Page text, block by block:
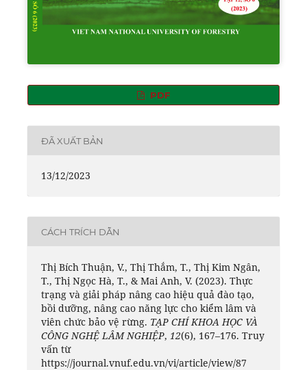
PDF
ĐÃ XUẤT BẢN
13/12/2023
CÁCH TRÍCH DẪN
Thị Bích Thuận, V., Thị Thắm, T., Thị Kim Ngân,
T., Thị Ngọc Hà, T., & Mai Anh, V. (2023). Thực
trạng và giải pháp nâng cao hiệu quả đào tạo,
bồi dưỡng, nâng cao năng lực cho kiểm lâm và
viên chức bảo vệ rừng. TẠP CHÍ KHOA HỌC VÀ
CÔNG NGHỆ LÂM NGHIỆP, 12(6), 167–176. Truy
vấn từ
https://journal.vnuf.edu.vn/vi/article/view/87